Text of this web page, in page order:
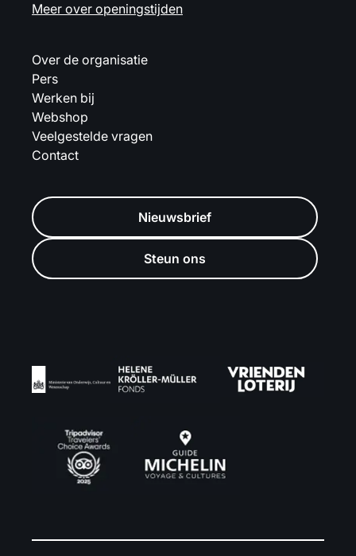
Meer over openingstijden
Over de organisatie
Pers
Werken bij
Webshop
Veelgestelde vragen
Contact
Nieuwsbrief
Steun ons